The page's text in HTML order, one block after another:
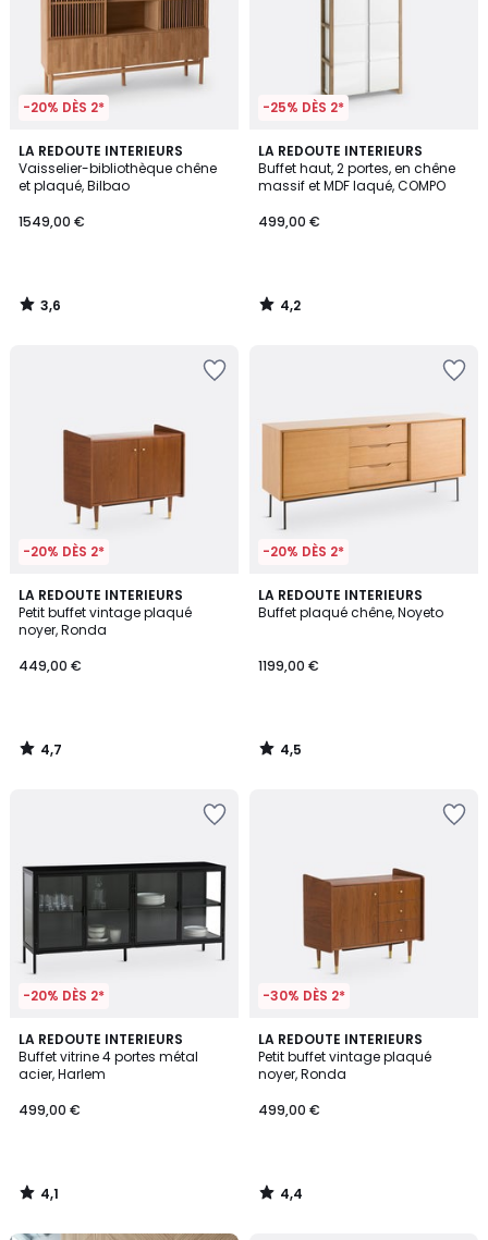
-20% DÈS 2*
LA REDOUTE INTERIEURS
Vaisselier-bibliothèque chêne
et plaqué, Bilbao
1549,00 €
3,6
/ 5
3,6
/
-25% DÈS 2*
LA REDOUTE INTERIEURS
Buffet haut, 2 portes, en chêne
massif et MDF laqué, COMPO
499,00 €
4,2
/ 5
4,2
/
-20% DÈS 2*
LA REDOUTE INTERIEURS
Petit buffet vintage plaqué
noyer, Ronda
449,00 €
4,7
/ 5
4,7
/
-20% DÈS 2*
LA REDOUTE INTERIEURS
Buffet plaqué chêne, Noyeto
1199,00 €
4,5
/ 5
4,5
/
-20% DÈS 2*
LA REDOUTE INTERIEURS
Buffet vitrine 4 portes métal
acier, Harlem
499,00 €
4,1
/ 5
4,1
/
-30% DÈS 2*
LA REDOUTE INTERIEURS
Petit buffet vintage plaqué
noyer, Ronda
499,00 €
4,4
/ 5
4,4
/